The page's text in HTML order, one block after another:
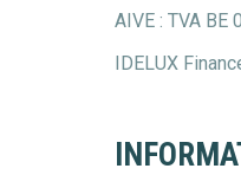
AIVE : TVA BE
IDELUX